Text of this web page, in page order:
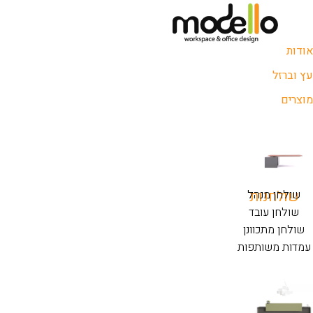
אודות
עץ וברזל
מוצרים
שולחנות
שולחן מנהל
שולחן עובד
שולחן מתכוונן
עמדות משותפות